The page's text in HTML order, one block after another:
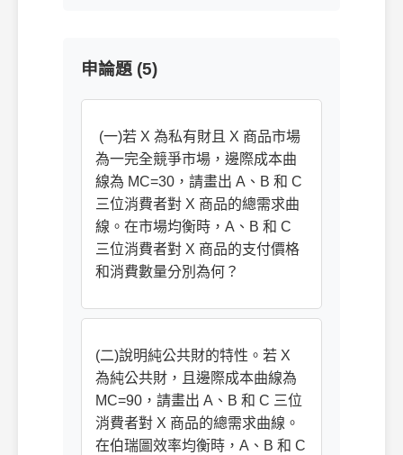
申論題 (5)
(一)若 X 為私有財且 X 商品市場
為一完全競爭市場，邊際成本曲
線為 MC=30，請畫出 A、B 和 C
三位消費者對 X 商品的總需求曲
線。在市場均衡時，A、B 和 C
三位消費者對 X 商品的支付價格
和消費數量分別為何？
(二)說明純公共財的特性。若 X
為純公共財，且邊際成本曲線為
MC=90，請畫出 A、B 和 C 三位
消費者對 X 商品的總需求曲線。
在伯瑞圖效率均衡時，A、B 和 C